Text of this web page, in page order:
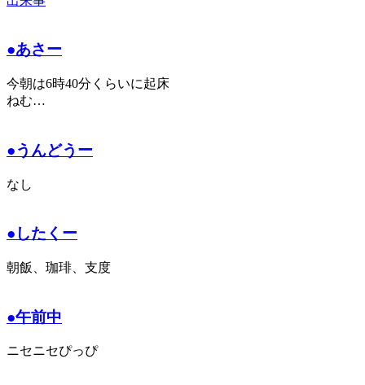
●あさー
今朝は6時40分くらいに起床
ねむ…
●うんどうー
なし
●したくー
朝飯、珈琲、支度
●午前中
ニセニセぴっぴ